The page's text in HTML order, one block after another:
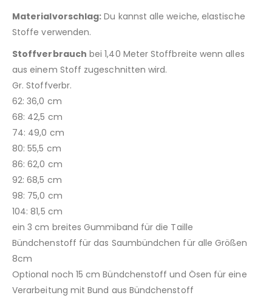
Materialvorschlag: Du kannst alle weiche, elastische
Stoffe verwenden.
Stoffverbrauch bei 1,40 Meter Stoffbreite wenn alles
aus einem Stoff zugeschnitten wird.
Gr. Stoffverbr.
62: 36,0 cm
68: 42,5 cm
74: 49,0 cm
80: 55,5 cm
86: 62,0 cm
92: 68,5 cm
98: 75,0 cm
104: 81,5 cm
ein 3 cm breites Gummiband für die Taille
Bündchenstoff für das Saumbündchen für alle Größen
8cm
Optional noch 15 cm Bündchenstoff und Ösen für eine
Verarbeitung mit Bund aus Bündchenstoff